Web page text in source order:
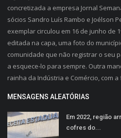
concretizada a empresa Jornal
sócios Sandro Luís Rambo e Joélson
exemplar circulou em 16 de junho de
editada na capa, uma foto do
comunidade que não registrar o seu
a esquece-lo para sempre. Outra
rainha da Indústria e Comércio, com
MENSAGENS ALEATÓRIAS
Em 2022, região
cofres do...